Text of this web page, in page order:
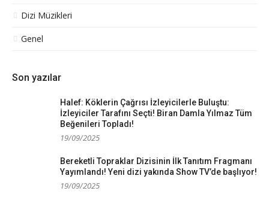
Dizi Müzikleri
Genel
Son yazılar
Halef: Köklerin Çağrısı İzleyicilerle Buluştu:
İzleyiciler Tarafını Seçti! Biran Damla Yılmaz Tüm
Beğenileri Topladı!
19/09/2025
Bereketli Topraklar Dizisinin İlk Tanıtım Fragmanı
Yayımlandı! Yeni dizi yakında Show TV’de başlıyor!
19/09/2025